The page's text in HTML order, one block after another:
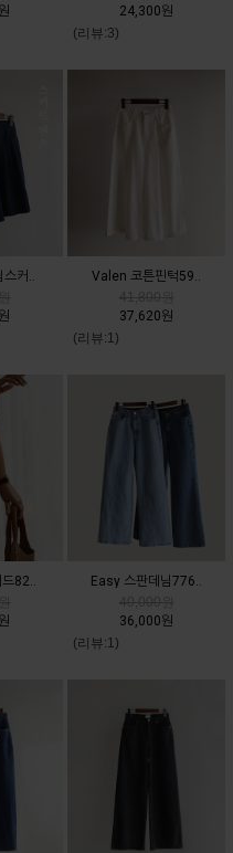
24,300원
(리뷰:3)
스커..
Valen 코튼핀턱59..
37,620원
(리뷰:1)
82..
Easy 스판데님776..
36,000원
(리뷰:1)